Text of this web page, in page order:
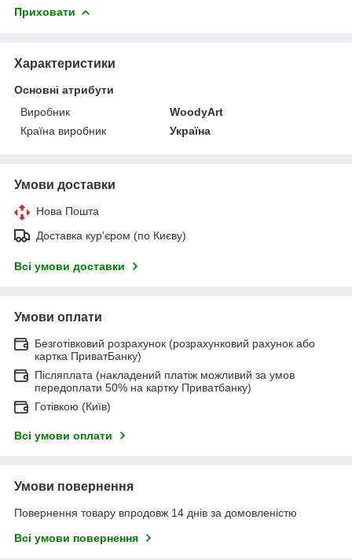
Приховати
Характеристики
Основні атрибути
Виробник
WoodyArt
Країна виробник
Україна
Умови доставки
Нова Пошта
Доставка кур'єром (по Києву)
Всі умови доставки
Умови оплати
Безготівковий розрахунок (розрахунковий рахунок або
картка ПриватБанку)
Післяплата (накладений платіж можливий за умов
передоплати 50% на картку Приватбанку)
Готівкою (Київ)
Всі умови оплати
Умови повернення
Повернення товару впродовж 14 днів за домовленістю
Всі умови повернення